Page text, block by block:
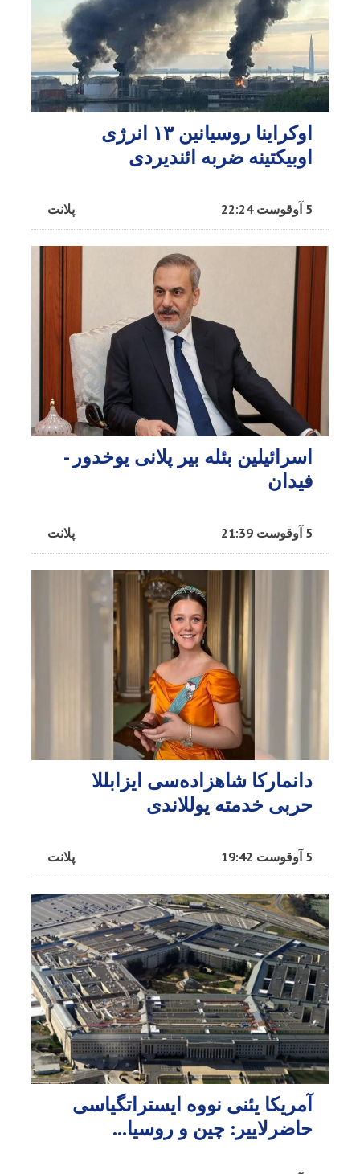
اوکراینا روسیانین ۱۳ انرژی
اوبیکتینه ضربه ائندیردی
پلانت 5 آوقوست 22:24
اسرائیلین بئله بیر پلانی یوخدور -
فیدان
پلانت 5 آوقوست 21:39
دانمارکا شاهزاده‌سی ایزابللا
حربی خدمته یوللاندی
پلانت 5 آوقوست 19:42
آمریکا یئنی نووه ایستراتگیاسی
حاضرلاییر: چین و روسیا...